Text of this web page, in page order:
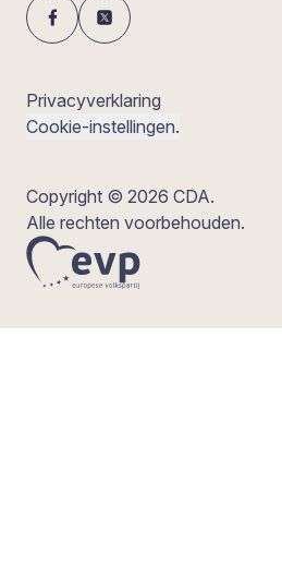
Privacyverklaring
Cookie-instellingen.
Copyright © 2026 CDA.
Alle rechten voorbehouden.